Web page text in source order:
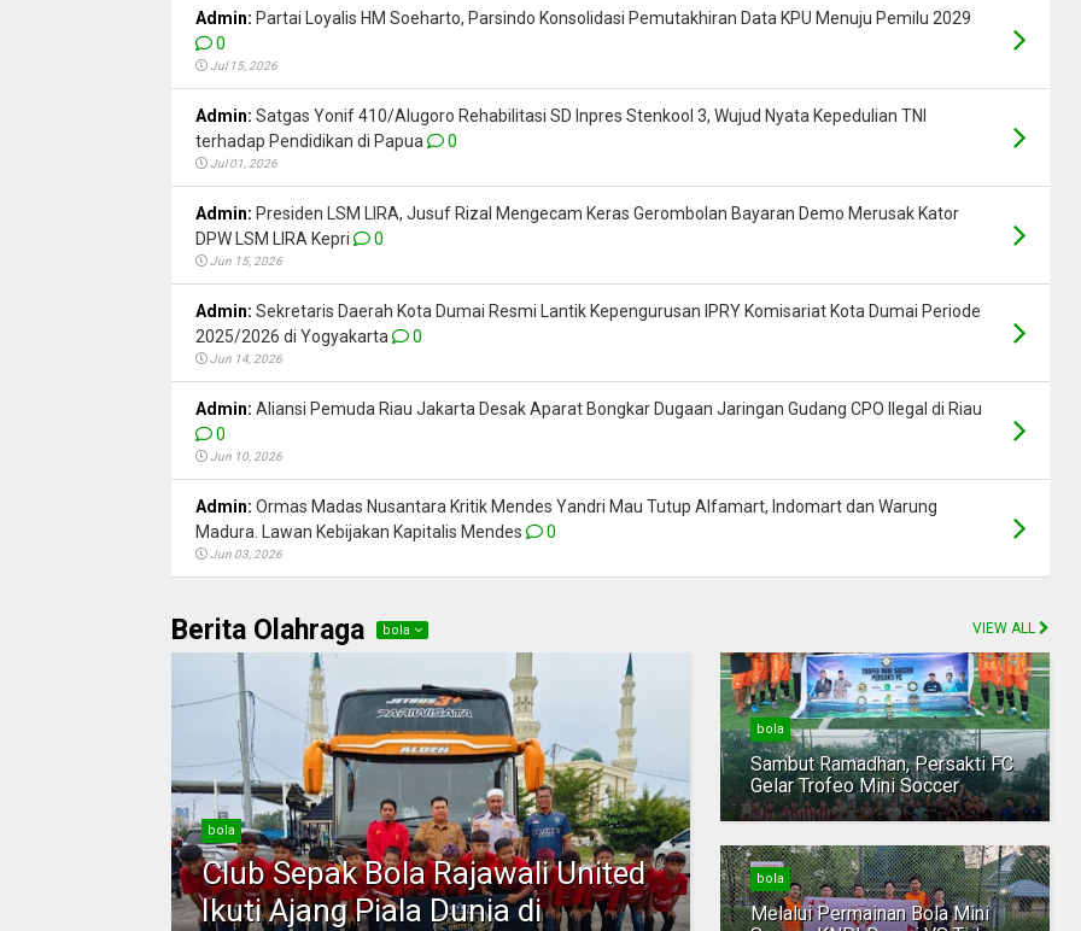
Admin: Partai Loyalis HM Soeharto, Parsindo Konsolidasi Pemutakhiran Data KPU Menuju Pemilu 2029
0
Jul 15, 2026
Admin: Satgas Yonif 410/Alugoro Rehabilitasi SD Inpres Stenkool 3, Wujud Nyata Kepedulian TNI
terhadap Pendidikan di Papua
0
Jul 01, 2026
Admin: Presiden LSM LIRA, Jusuf Rizal Mengecam Keras Gerombolan Bayaran Demo Merusak Kator
DPW LSM LIRA Kepri
0
Jun 15, 2026
Admin: Sekretaris Daerah Kota Dumai Resmi Lantik Kepengurusan IPRY Komisariat Kota Dumai Periode
2025/2026 di Yogyakarta
0
Jun 14, 2026
Admin: Aliansi Pemuda Riau Jakarta Desak Aparat Bongkar Dugaan Jaringan Gudang CPO Ilegal di Riau
0
Jun 10, 2026
Admin: Ormas Madas Nusantara Kritik Mendes Yandri Mau Tutup Alfamart, Indomart dan Warung
Madura. Lawan Kebijakan Kapitalis Mendes
0
Jun 03, 2026
Berita Olahraga bola VIEW ALL
bola
Club Sepak Bola Rajawali United
Ikuti Ajang Piala Dunia di
bola
Sambut Ramadhan, Persakti FC
Gelar Trofeo Mini Soccer
bola
Melalui Permainan Bola Mini